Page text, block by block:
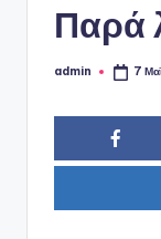
Παρά
Συγγραφέας:
admin 7